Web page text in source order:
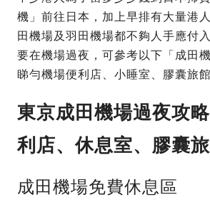
機」前往日本，加上早排有大量港
田機場及羽田機場都不夠人手應付
要在機場過夜，可參考以下「成田
睇勻機場便利店、小睡室、膠囊旅館
東京成田機場過夜攻
利店、休息室、膠囊
成田機場免費休息區